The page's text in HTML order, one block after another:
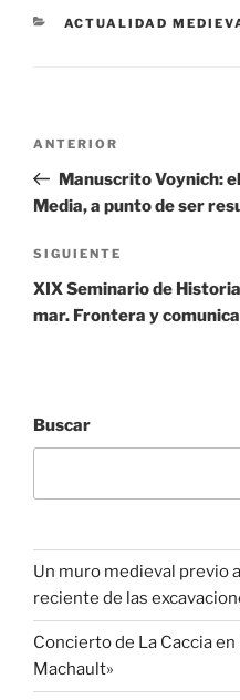
CATEGORÍAS
ACTUALIDAD
entradas
Entrada
anterior:
ANTERIOR
Manuscrito Voynich:
Media, a punto de ser
Siguiente
entrada
SIGUIENTE
XIX Seminario de
mar. Frontera y
Buscar
Un muro medieval previo
reciente de las
Concierto de La Caccia
Machault»